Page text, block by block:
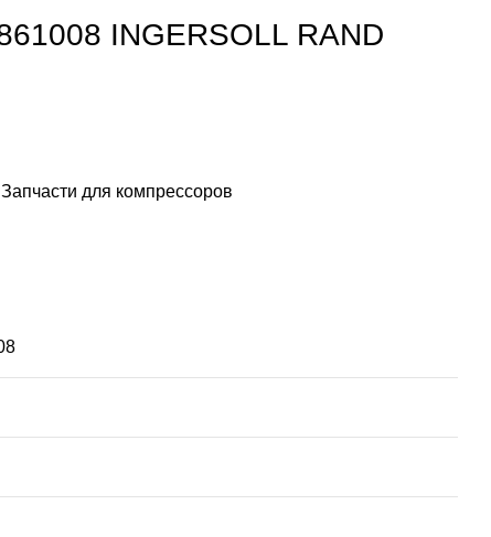
INGERSOLL RAND
Запчасти для компрессоров